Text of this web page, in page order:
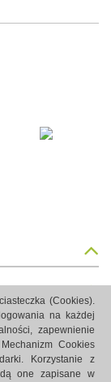
(Cookies).
na każdej
zapewnienie
Cookies
Korzystanie z
one zapisane w